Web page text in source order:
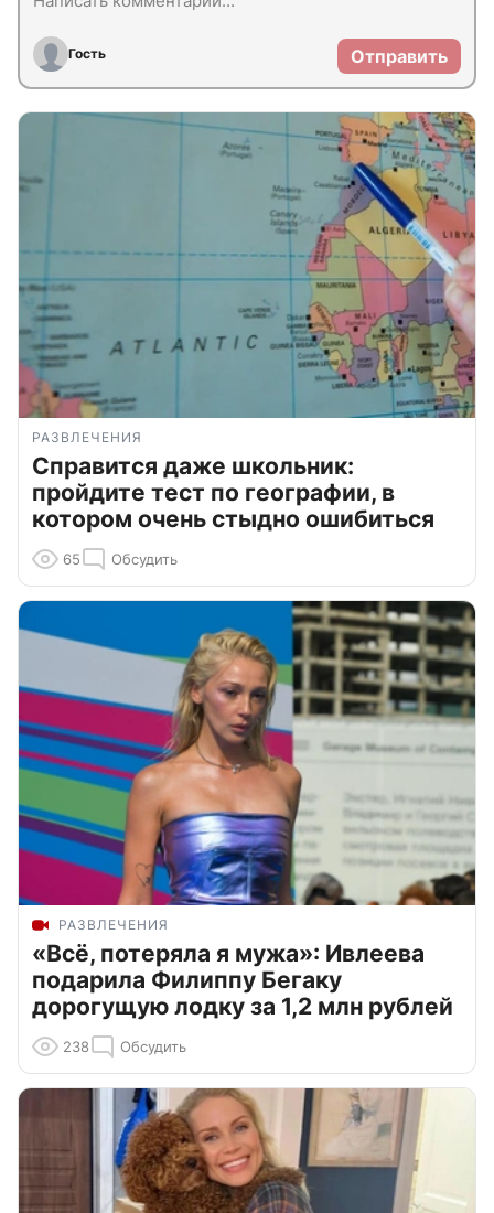
Гость Отправить
РАЗВЛЕЧЕНИЯ
Справится даже школьник:
пройдите тест по географии, в
котором очень стыдно ошибиться
65 Обсудить
РАЗВЛЕЧЕНИЯ
«Всё, потеряла я мужа»: Ивлеева
подарила Филиппу Бегаку
дорогущую лодку за 1,2 млн рублей
238 Обсудить